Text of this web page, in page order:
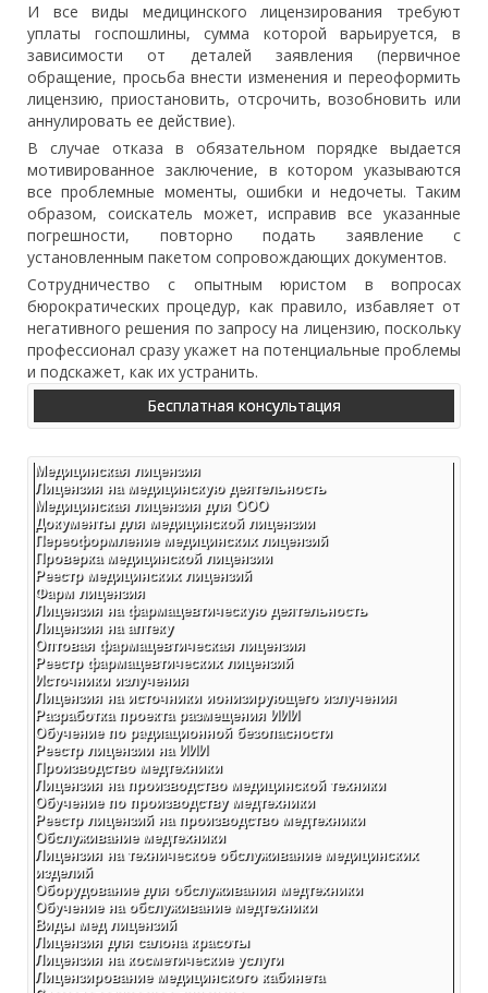
И все виды медицинского лицензирования требуют
уплаты госпошлины, сумма которой варьируется, в
зависимости от деталей заявления (первичное
обращение, просьба внести изменения и переоформить
лицензию, приостановить, отсрочить, возобновить или
аннулировать ее действие).
В случае отказа в обязательном порядке выдается
мотивированное заключение, в котором указываются
все проблемные моменты, ошибки и недочеты. Таким
образом, соискатель может, исправив все указанные
погрешности, повторно подать заявление с
установленным пакетом сопровождающих документов.
Сотрудничество с опытным юристом в вопросах
бюрократических процедур, как правило, избавляет от
негативного решения по запросу на лицензию, поскольку
профессионал сразу укажет на потенциальные проблемы
и подскажет, как их устранить.
Бесплатная консультация
Медицинская лицензия
Лицензия на медицинскую деятельность
Медицинская лицензия для ООО
Документы для медицинской лицензии
Переоформление медицинских лицензий
Проверка медицинской лицензии
Реестр медицинских лицензий
Фарм лицензия
Лицензия на фармацевтическую деятельность
Лицензия на аптеку
Оптовая фармацевтическая лицензия
Реестр фармацевтических лицензий
Источники излучения
Лицензия на источники ионизирующего излучения
Разработка проекта размещения ИИИ
Обучение по радиационной безопасности
Реестр лицензии на ИИИ
Производство медтехники
Лицензия на производство медицинской техники
Обучение по производству медтехники
Реестр лицензий на производство медтехники
Обслуживание медтехники
Лицензия на техническое обслуживание медицинских
изделий
Оборудование для обслуживания медтехники
Обучение на обслуживание медтехники
Виды мед лицензий
Лицензия для салона красоты
Лицензия на косметические услуги
Лицензирование медицинского кабинета